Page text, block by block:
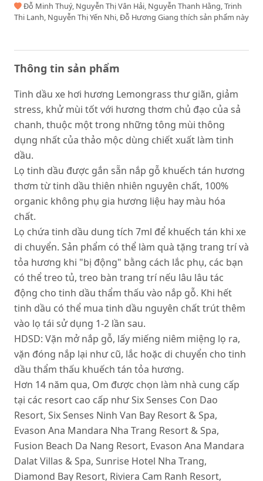
Đỗ Minh Thuý, Nguyễn Thị Vân Hải, Nguyễn Thanh Hằng, Trinh
Thi Lanh, Nguyễn Thị Yến Nhi, Đỗ Hương Giang thích sản phẩm này
Thông tin sản phẩm
Tinh dầu xe hơi hương Lemongrass thư giãn, giảm
stress, khử mùi tốt với hương thơm chủ đạo của sả
chanh, thuộc một trong những tông mùi thông
dụng nhất của thảo mộc dùng chiết xuất làm tinh
dầu.
Lọ tinh dầu được gắn sẵn nắp gỗ khuếch tán hương
thơm từ tinh dầu thiên nhiên nguyên chất, 100%
organic không phụ gia hương liệu hay màu hóa
chất.
Lọ chứa tinh dầu dung tích 7ml để khuếch tán khi xe
di chuyển. Sản phẩm có thể làm quà tặng trang trí và
tỏa hương khi "bị động" bằng cách lắc phụ, các bạn
có thể treo tủ, treo bàn trang trí nếu lâu lâu tác
động cho tinh dầu thẩm thấu vào nắp gỗ. Khi hết
tinh dầu có thể mua tinh dầu nguyên chất trút thêm
vào lọ tái sử dụng 1-2 lần sau.
HDSD: Vặn mở nắp gỗ, lấy miếng niêm miệng lọ ra,
vặn đóng nắp lại như cũ, lắc hoặc di chuyển cho tinh
dầu thẩm thấu khuếch tán tỏa hương.
Hơn 14 năm qua, Om được chọn làm nhà cung cấp
tại các resort cao cấp như Six Senses Con Dao
Resort, Six Senses Ninh Van Bay Resort & Spa,
Evason Ana Mandara Nha Trang Resort & Spa,
Fusion Beach Da Nang Resort, Evason Ana Mandara
Dalat Villas & Spa, Sunrise Hotel Nha Trang,
Diamond Bay Resort, Riviera Cam Ranh Resort,